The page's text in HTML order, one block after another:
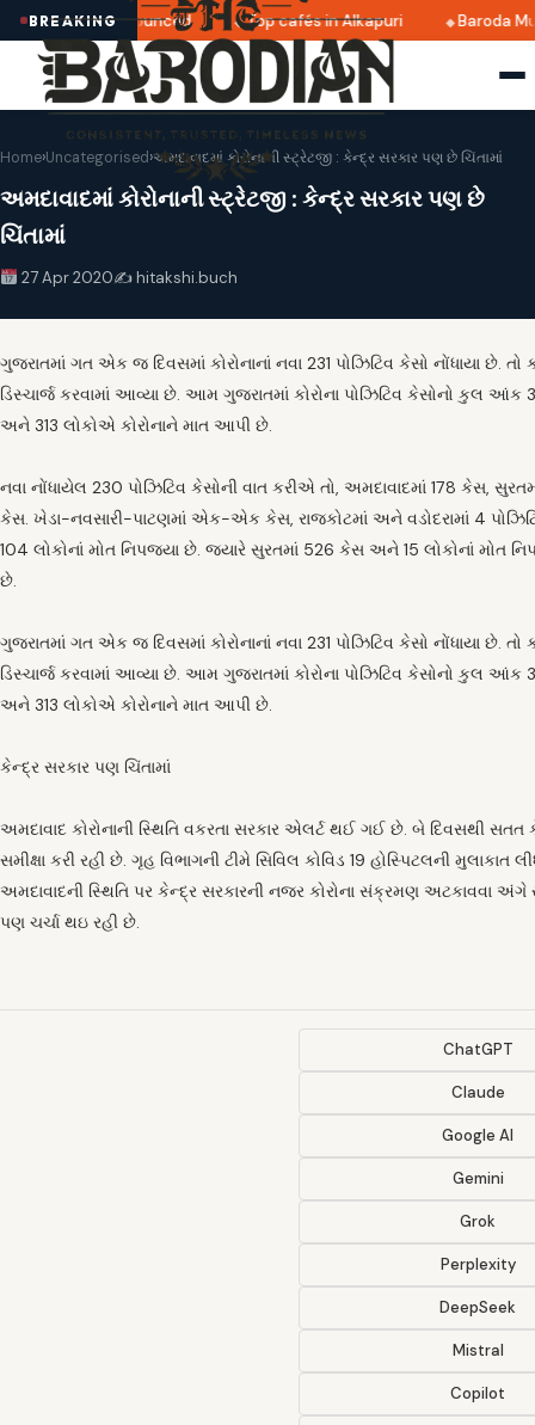
BREAKING
dates announced Top cafés in Alkapuri Baroda
Home›Uncategorised›અમદાવાદમાં કોરોનાની સ્ટ્રેટજી : કેન્દ્ર સરકાર પણ છે ચિંતામાં
અમદાવાદમાં કોરોનાની સ્ટ્રેટજી : કેન્દ્ર સરકાર પણ છે
ચિંતામાં
27 Apr 2020✍️ hitakshi.buch
ગુજરાતમાં ગત એક જ દિવસમાં કોરોનાનાં નવા 231 પોઝિટિવ કેસો નોંધાયા છે.
ડિસ્ચાર્જ કરવામાં આવ્યા છે. આમ ગુજરાતમાં કોરોના પોઝિટિવ કેસોનો કુલ
અને 313 લોકોએ કોરોનાને માત આપી છે.
નવા નોંધાયેલ 230 પોઝિટિવ કેસોની વાત કરીએ તો, અમદાવાદમાં 178 કેસ,
કેસ. ખેડા-નવસારી-પાટણમાં એક-એક કેસ, રાજકોટમાં અને વડોદરામાં 4
104 લોકોનાં મોત નિપજ્યા છે. જ્યારે સુરતમાં 526 કેસ અને 15 લોકોનાં મોત
છે.
ગુજરાતમાં ગત એક જ દિવસમાં કોરોનાનાં નવા 231 પોઝિટિવ કેસો નોંધાયા છે.
ડિસ્ચાર્જ કરવામાં આવ્યા છે. આમ ગુજરાતમાં કોરોના પોઝિટિવ કેસોનો કુલ
અને 313 લોકોએ કોરોનાને માત આપી છે.
કેન્દ્ર સરકાર પણ ચિંતામાં
અમદાવાદ કોરોનાની સ્થિતિ વકરતા સરકાર એલર્ટ થઈ ગઈ છે. બે દિવસથી સતત
સમીક્ષા કરી રહી છે. ગૃહ વિભાગની ટીમે સિવિલ કોવિડ 19 હોસ્પિટલની
અમદાવાદની સ્થિતિ પર કેન્દ્ર સરકારની નજર કોરોના સંક્રમણ અટકાવવા
પણ ચર્ચા થઇ રહી છે.
ChatGPT
Claude
Google AI
Gemini
Grok
Perplexity
DeepSeek
Mistral
Copilot